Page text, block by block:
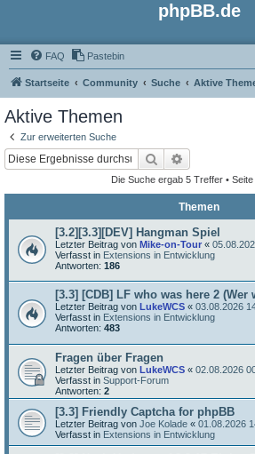
phpBB.de
FAQ Pastebin
Startseite Community Suche Aktive
Aktive Themen
Zur erweiterten Suche
Suche
Die Suche ergab 5 Treffer • Seite
Themen
[3.2][3.3][DEV] Hangman Spiel
Letzter Beitrag von Mike-on-Tour «
Verfasst in Extensions in Entwicklung
Antworten: 186
[3.3] [CDB] LF who was here 2 (Wer
Letzter Beitrag von LukeWCS « 03.08.2026
Verfasst in Extensions in Entwicklung
Antworten: 483
Fragen über Fragen
Letzter Beitrag von LukeWCS « 02.08.2026
Verfasst in Support-Forum
Antworten: 2
[3.3] Friendly Captcha for phpBB
Letzter Beitrag von Joe Kolade « 01.08.2026
Verfasst in Extensions in Entwicklung